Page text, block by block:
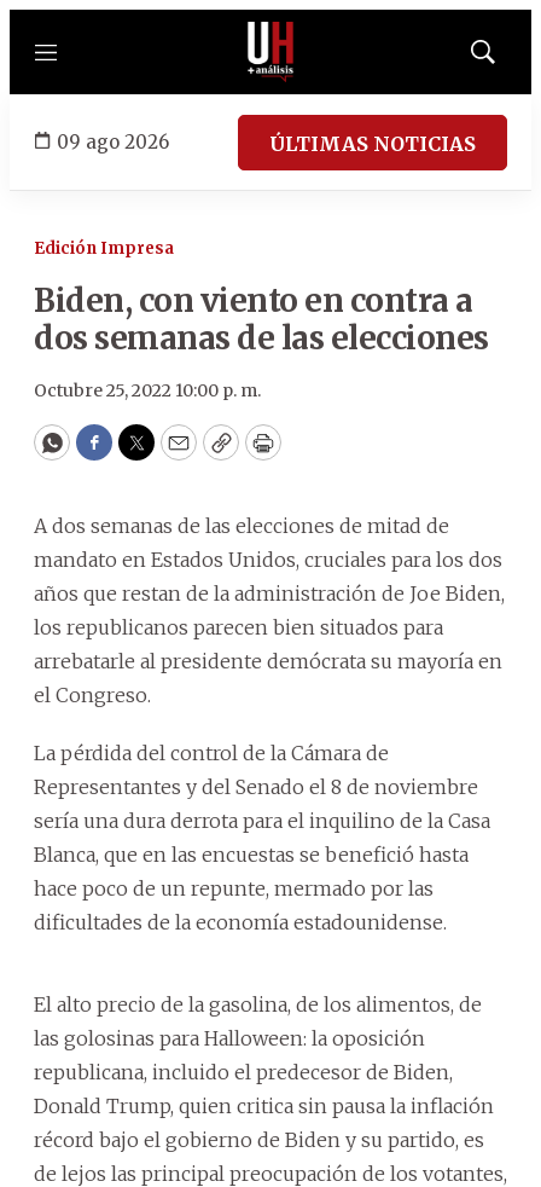
Menú
Mostrar
09 ago 2026 ÚLTIMAS NOTICIAS
Edición Impresa
Biden, con viento en contra a
dos semanas de las elecciones
Octubre 25, 2022 10:00 p. m.
WhatsApp
Facebook
Twitter
EmailCopyPrint
A dos semanas de las elecciones de mitad de
mandato en Estados Unidos, cruciales para los dos
años que restan de la administración de Joe Biden,
los republicanos parecen bien situados para
arrebatarle al presidente demócrata su mayoría en
el Congreso.
La pérdida del control de la Cámara de
Representantes y del Senado el 8 de noviembre
sería una dura derrota para el inquilino de la Casa
Blanca, que en las encuestas se benefició hasta
hace poco de un repunte, mermado por las
dificultades de la economía estadounidense.
El alto precio de la gasolina, de los alimentos, de
las golosinas para Halloween: la oposición
republicana, incluido el predecesor de Biden,
Donald Trump, quien critica sin pausa la inflación
récord bajo el gobierno de Biden y su partido, es
de lejos las principal preocupación de los votantes,